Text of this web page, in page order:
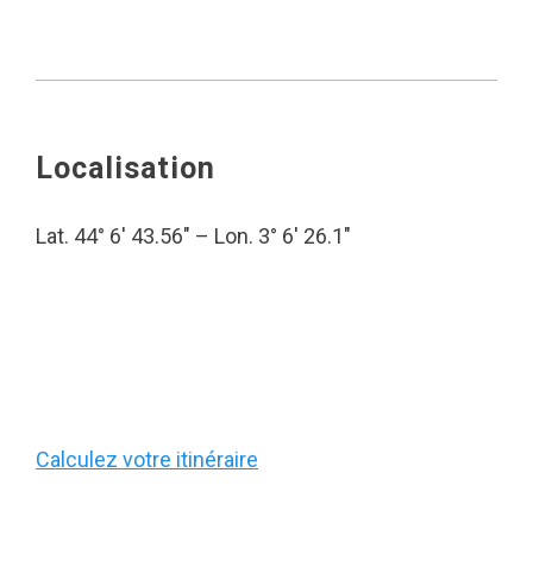
Localisation
Lat. 44° 6′ 43.56″ – Lon. 3° 6′ 26.1″
Calculez votre itinéraire